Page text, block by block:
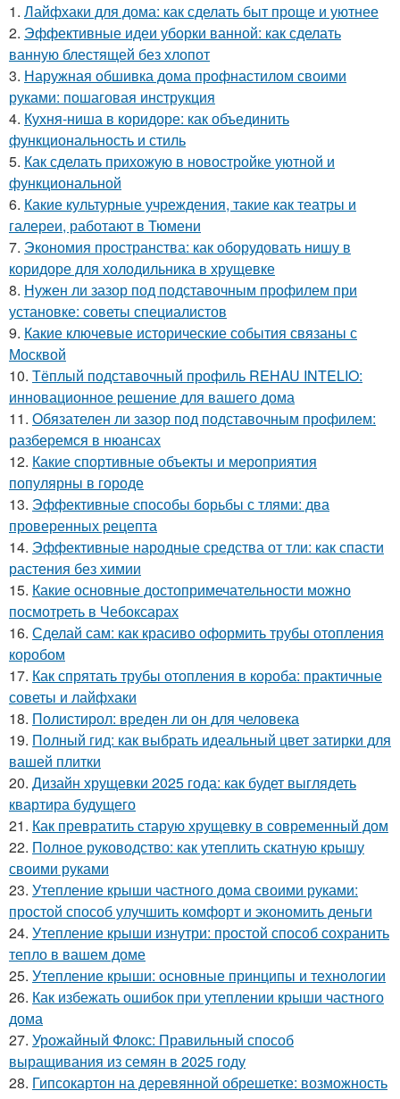
1. Лайфхаки для дома: как сделать быт проще и уютнее
2. Эффективные идеи уборки ванной: как сделать
ванную блестящей без хлопот
3. Наружная обшивка дома профнастилом своими
руками: пошаговая инструкция
4. Кухня-ниша в коридоре: как объединить
функциональность и стиль
5. Как сделать прихожую в новостройке уютной и
функциональной
6. Какие культурные учреждения, такие как театры и
галереи, работают в Тюмени
7. Экономия пространства: как оборудовать нишу в
коридоре для холодильника в хрущевке
8. Нужен ли зазор под подставочным профилем при
установке: советы специалистов
9. Какие ключевые исторические события связаны с
Москвой
10. Тёплый подставочный профиль REHAU INTELIO:
инновационное решение для вашего дома
11. Обязателен ли зазор под подставочным профилем:
разберемся в нюансах
12. Какие спортивные объекты и мероприятия
популярны в городе
13. Эффективные способы борьбы с тлями: два
проверенных рецепта
14. Эффективные народные средства от тли: как спасти
растения без химии
15. Какие основные достопримечательности можно
посмотреть в Чебоксарах
16. Сделай сам: как красиво оформить трубы отопления
коробом
17. Как спрятать трубы отопления в короба: практичные
советы и лайфхаки
18. Полистирол: вреден ли он для человека
19. Полный гид: как выбрать идеальный цвет затирки для
вашей плитки
20. Дизайн хрущевки 2025 года: как будет выглядеть
квартира будущего
21. Как превратить старую хрущевку в современный дом
22. Полное руководство: как утеплить скатную крышу
своими руками
23. Утепление крыши частного дома своими руками:
простой способ улучшить комфорт и экономить деньги
24. Утепление крыши изнутри: простой способ сохранить
тепло в вашем доме
25. Утепление крыши: основные принципы и технологии
26. Как избежать ошибок при утеплении крыши частного
дома
27. Урожайный Флокс: Правильный способ
выращивания из семян в 2025 году
28. Гипсокартон на деревянной обрешетке: возможность